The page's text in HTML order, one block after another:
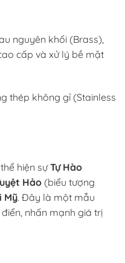
nguyên khối (Brass),
cấp và xử lý bề mặt
thép không gỉ (Stainless
hiện sựTự Hào
Hảo(biểu tượng
Mỹ. Đây là một mẫu
nhấn mạnh giá trị